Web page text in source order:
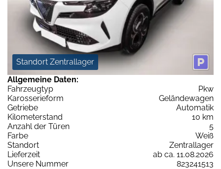
Standort Zentrallager
Allgemeine Daten:
Fahrzeugtyp
Pkw
Karosserieform
Geländewagen
Getriebe
Automatik
Kilometerstand
10 km
Anzahl der Türen
5
Farbe
Weiß
Standort
Zentrallager
Lieferzeit
ab ca. 11.08.2026
Unsere Nummer
823241513